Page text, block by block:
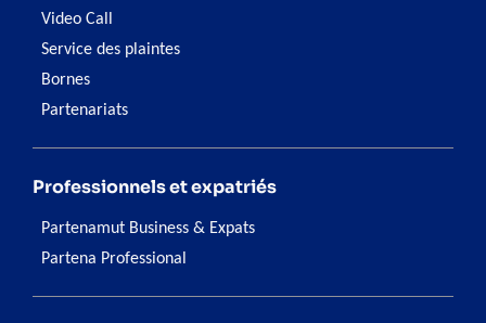
Video Call
Service des plaintes
Bornes
Partenariats
Professionnels et expatriés
Partenamut Business & Expats
Partena Professional